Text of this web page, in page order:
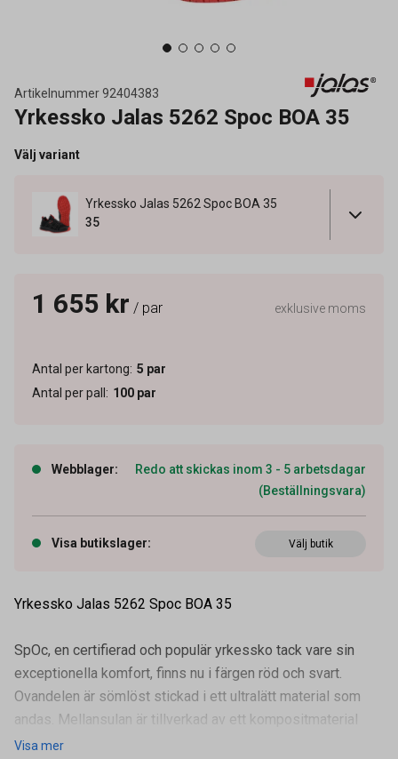
Artikelnummer92404383
Yrkessko Jalas 5262 Spoc BOA 35
Välj variant
Yrkessko Jalas 5262 Spoc BOA 35
35
1 655 kr / par exklusive moms
Antal per kartong: 5 par
Antal per pall : 100 par
Webblager:
Redo att skickas inom 3 - 5 arbetsdagar
(Beställningsvara)
Visa butikslager: Välj butik
Yrkessko Jalas 5262 Spoc BOA 35
SpOc, en certifierad och populär yrkessko tack vare sin
exceptionella komfort, finns nu i färgen röd och svart.
Ovandelen är sömlöst stickad i ett ultralätt material som
andas. Mellansulan är tillverkad av ett kompositmaterial
som består av 50 % b
Visa mer
Artikelnummer 92404383
Leverantörens